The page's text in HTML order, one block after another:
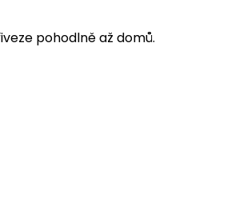
pohodlně až domů.